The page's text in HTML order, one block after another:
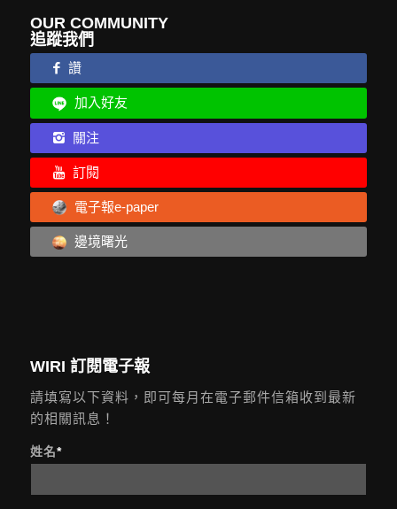
OUR COMMUNITY
追蹤我們
讚
加入好友
關注
訂閱
電子報e-paper
邊境曙光
WIRI 訂閱電子報
請填寫以下資料，即可每月在電子郵件信箱收到最新
的相關訊息！
姓名*